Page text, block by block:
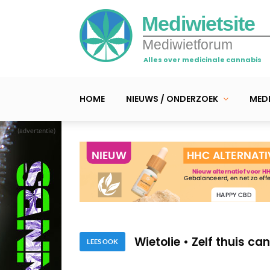
(advertentie)
Mediwietsite
Mediwietforum
Alles over medicinale cannabis
HOME NIEUWS / ONDERZOEK
LEES OOK
THC wietolie – Dit
10 voordelen van
THC wietolie – Dit